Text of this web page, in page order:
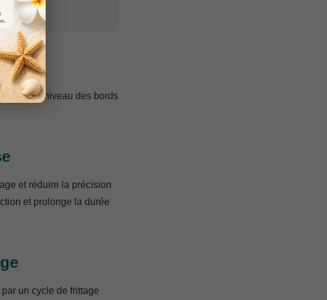
au niveau des bords
et réduire la précision
et prolonge la durée
un cycle de frittage